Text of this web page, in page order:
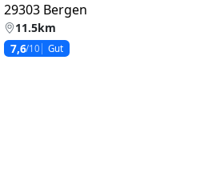
29303 Bergen
11.5km
7,6/10 Gut